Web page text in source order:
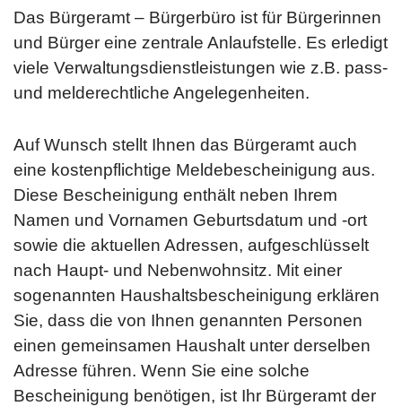
Das Bürgeramt – Bürgerbüro ist für Bürgerinnen
und Bürger eine zentrale Anlaufstelle. Es erledigt
viele Verwaltungsdienstleistungen wie z.B. pass-
und melderechtliche Angelegenheiten.
Auf Wunsch stellt Ihnen das Bürgeramt auch
eine kostenpflichtige Meldebescheinigung aus.
Diese Bescheinigung enthält neben Ihrem
Namen und Vornamen Geburtsdatum und -ort
sowie die aktuellen Adressen, aufgeschlüsselt
nach Haupt- und Nebenwohnsitz. Mit einer
sogenannten Haushaltsbescheinigung erklären
Sie, dass die von Ihnen genannten Personen
einen gemeinsamen Haushalt unter derselben
Adresse führen. Wenn Sie eine solche
Bescheinigung benötigen, ist Ihr Bürgeramt der